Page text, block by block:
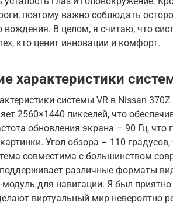
поэтому важно соблюдать
вождения. В целом, я считаю, что
кто ценит инновации и комфорт.
характеристики
системы VR в Nissan
2560×1440 пикселей, что
обновления экрана – 90 Гц, что
Угол обзора – 110
совместима с большинством
различные форматы
модуль для навигации. Я был
виртуальный мир невероятно